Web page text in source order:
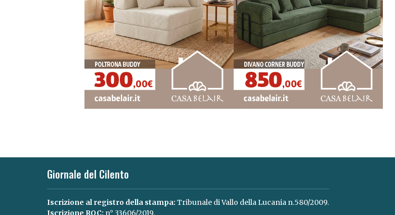
Giornale del Cilento
Iscrizione al registro della stampa: Tribunale di Vallo della Lucania n.580/2009.
Iscrizione ROC: n° 33606/2019.